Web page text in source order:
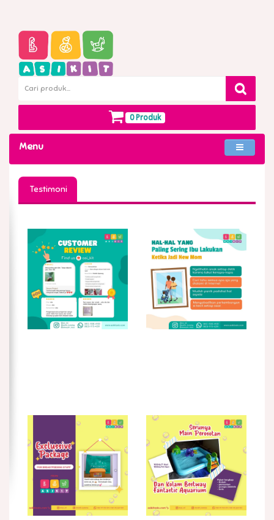
0 Produk
Menu
Testimoni